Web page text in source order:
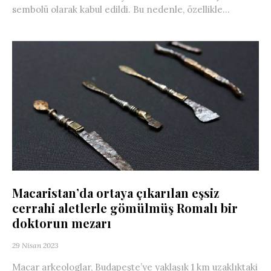
sembolü olarak kabul edildi. Bu nedenle, özellikle...
Macaristan’da ortaya çıkarılan eşsiz
cerrahi aletlerle gömülmüş Romalı bir
doktorun mezarı
29 Nisan 2023
Macar arkeologlar, Budapeşte’ye yaklaşık 1 km uzaklıktaki